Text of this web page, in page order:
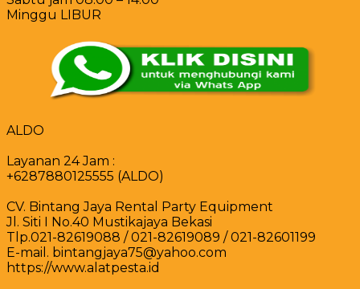
Minggu LIBUR
ALDO
Layanan 24 Jam :
+6287880125555 (ALDO)
CV. Bintang Jaya Rental Party Equipment
Jl. Siti I No.40 Mustikajaya Bekasi
Tlp.021-82619088 / 021-82619089 / 021-82601199
E-mail. bintangjaya75@yahoo.com
https://www.alatpesta.id